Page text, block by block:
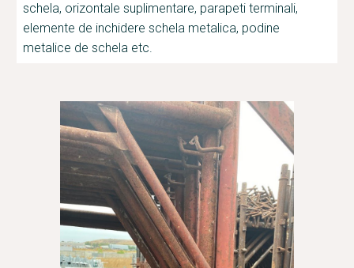
schela, orizontale suplimentare, parapeti terminali,
elemente de inchidere schela metalica, podine
metalice de schela etc.